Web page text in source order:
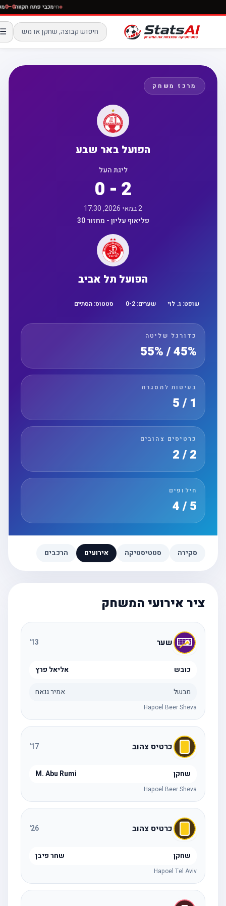
חימכבי פתח תקווה0–0
☰
מרכז משחק
הפועל באר שבע
ליגת העל
0 - 2
פליאוף עליון - מחזור 30
הפועל תל אביב
שופט:ג. לוי שערים: 0 -2 סטטוס:הסתיים
כדורגל שליטה
45% / 55%
בעיטות למסגרת
כרטיסים צהובים
חילופים
סקירה סטטיסטיקה אירועים הרכבים
ציר אירועי המשחק
שער 13
'
כובש אליאל פרץ
מבשל אמיר גנאח
Hapoel Beer Sheva
כרטיס צהוב 17
'
שחקן M. Abu Rumi
Hapoel Beer Sheva
כרטיס צהוב 26
'
שחקן שחר פיבן
Hapoel Tel Aviv